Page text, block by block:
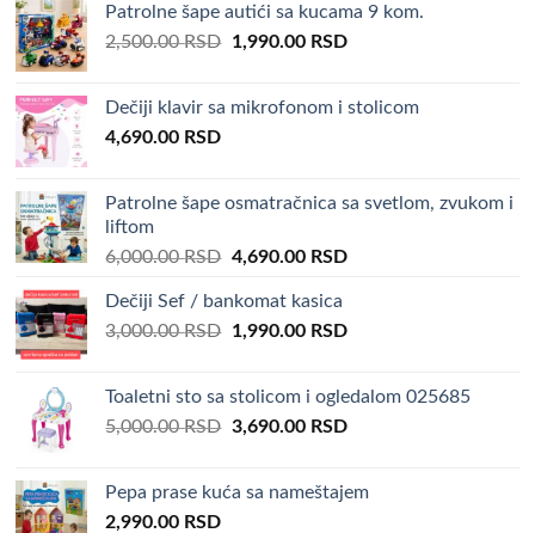
Patrolne šape autići sa kucama 9 kom.
2,500.00RSD Original
2,500.00 RSD.
1,990.00 RSDCurrent
1,990.00 RSD.
Dečiji klavir sa mikrofonom i stolicom
4,690.00 RSD
Patrolne šape osmatračnica sa svetlom, zvukom i
liftom
6,000.00RSD Original
was:
6,000.00 RSD.
4,690.00 RSDCurrent
4,690.00 RSD.
Dečiji Sef / bankomat kasica
3,000.00RSD Original
3,000.00 RSD.
1,990.00 RSDCurrent
1,990.00 RSD.
Toaletni sto sa stolicom i ogledalom 025685
5,000.00RSD Original
5,000.00 RSD.
3,690.00 RSDCurrent
3,690.00 RSD.
Pepa prase kuća sa nameštajem
2,990.00 RSD